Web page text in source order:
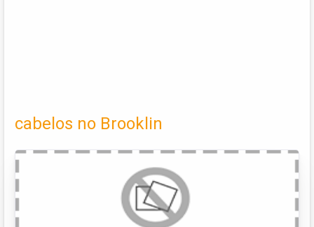
cabelos no Brooklin